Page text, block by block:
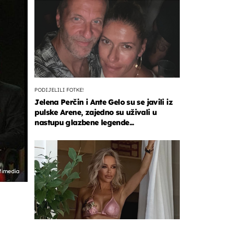
PODIJELILI FOTKE!
Jelena Perčin i Ante Gelo su se javili iz
pulske Arene, zajedno su uživali u
nastupu glazbene legende...